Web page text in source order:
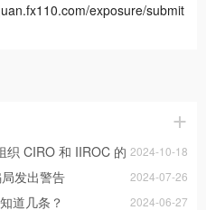
exposure/submit
2024-10-18
织 CIRO 和 IIROC 的
2024-07-26
发出警告
2024-06-27
道几条？